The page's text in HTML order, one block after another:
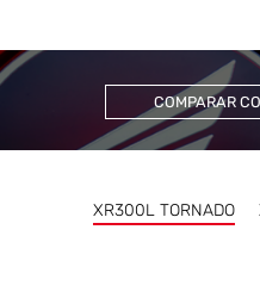
COMPARAR
XR300L TORNADO